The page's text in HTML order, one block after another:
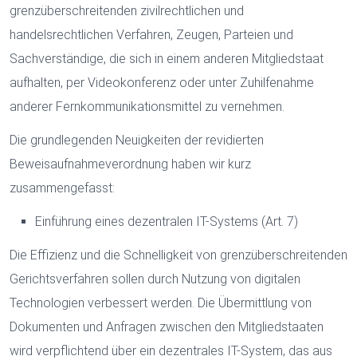
grenzüberschreitenden zivilrechtlichen und
handelsrechtlichen Verfahren, Zeugen, Parteien und
Sachverständige, die sich in einem anderen Mitgliedstaat
aufhalten, per Videokonferenz oder unter Zuhilfenahme
anderer Fernkommunikationsmittel zu vernehmen.
Die grundlegenden Neuigkeiten der revidierten
Beweisaufnahmeverordnung haben wir kurz
zusammengefasst:
Einführung eines dezentralen IT-Systems (Art. 7)
Die Effizienz und die Schnelligkeit von grenzüberschreitenden
Gerichtsverfahren sollen durch Nutzung von digitalen
Technologien verbessert werden. Die Übermittlung von
Dokumenten und Anfragen zwischen den Mitgliedstaaten
wird verpflichtend über ein dezentrales IT-System, das aus